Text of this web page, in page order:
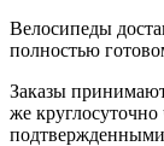
Велосипеды
полностью
Заказы
же круглосуточно
подтвержденными